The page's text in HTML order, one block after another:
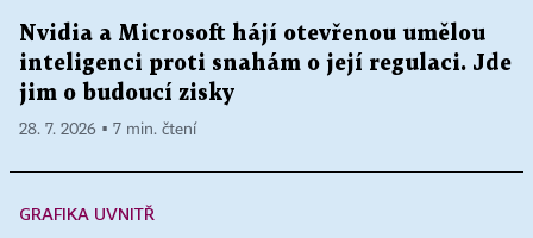
Nvidia a Microsoft hájí otevřenou umělou
inteligenci proti snahám o její regulaci. Jde
jim o budoucí zisky
28. 7. 2026 ▪ 7 min. čtení
GRAFIKA UVNITŘ